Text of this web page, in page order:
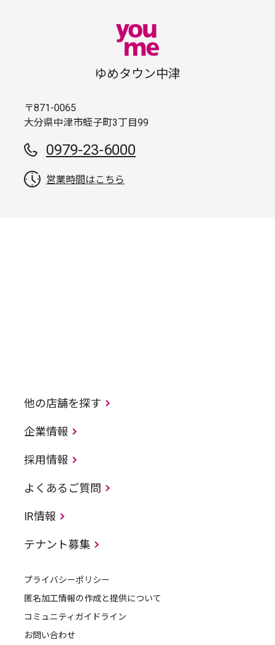
ゆめタウン中津
〒871-0065
大分県中津市蛭子町3丁目99
0979-23-6000
営業時間はこちら
他の店舗を探す
企業情報
採用情報
よくあるご質問
IR情報
テナント募集
プライバシーポリシー
匿名加工情報の作成と提供について
コミュニティガイドライン
お問い合わせ